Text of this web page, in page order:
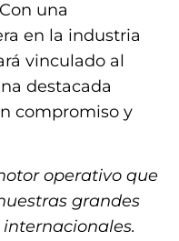
una
en la industria
vinculado al
destacada
compromiso y
operativo que
grandes